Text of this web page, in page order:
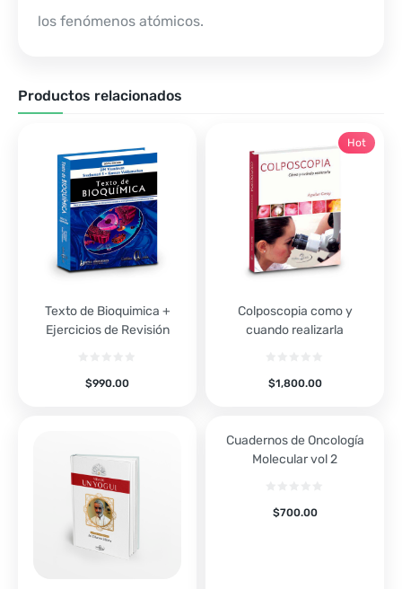
los fenómenos atómicos.
Productos relacionados
Texto de Bioquimica +
Ejercicios de Revisión
$990.00
Colposcopia como y
cuando realizarla
$1,800.00
Hot
Cuadernos de Oncología
Molecular vol 2
$700.00